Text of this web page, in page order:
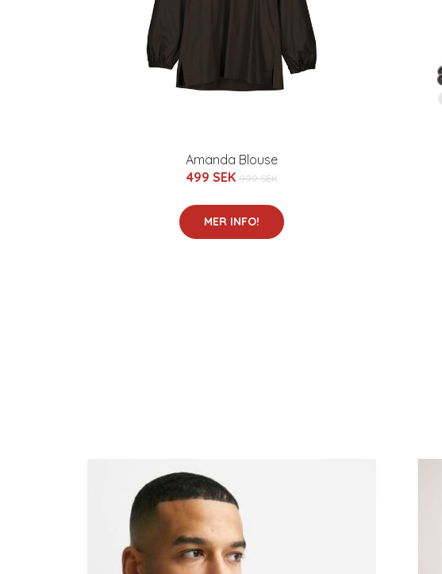
Amanda Blouse
499 SEK 999 SEK
MER INFO!